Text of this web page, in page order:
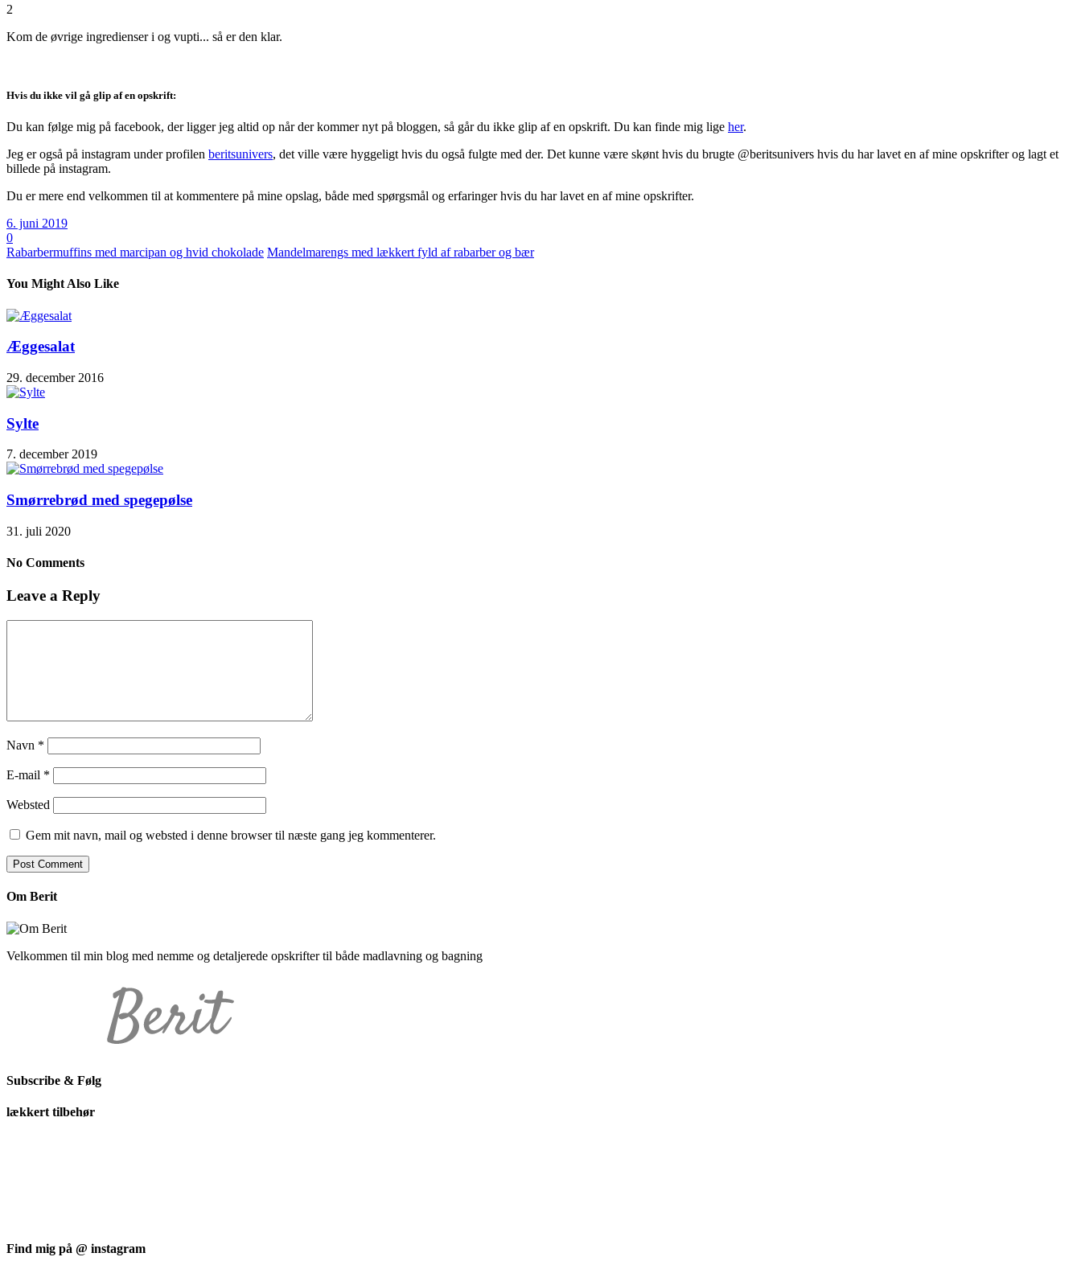
2
Kom de øvrige ingredienser i og vupti... så er den klar.
Hvis du ikke vil gå glip af en opskrift:
Du kan følge mig på facebook, der ligger jeg altid op når der kommer nyt på bloggen, så går du ikke glip af en opskrift. Du kan finde mig lige her.
Jeg er også på instagram under profilen beritsunivers, det ville være hyggeligt hvis du også fulgte med der. Det kunne være skønt hvis du brugte @beritsunivers hvis du har lavet en af mine opskrifter og lagt et
billede på instagram.
Du er mere end velkommen til at kommentere på mine opslag, både med spørgsmål og erfaringer hvis du har lavet en af mine opskrifter.
6. juni 2019
0
Rabarbermuffins med marcipan og hvid chokolade Mandelmarengs med lækkert fyld af rabarber og bær
You Might Also Like
Æggesalat
29. december 2016
Sylte
7. december 2019
Smørrebrød med spegepølse
31. juli 2020
No Comments
Leave a Reply
Navn *
E-mail *
Websted
Gem mit navn, mail og websted i denne browser til næste gang jeg kommenterer.
Om Berit
Velkommen til min blog med nemme og detaljerede opskrifter til både madlavning og bagning
Subscribe & Følg
lækkert tilbehør
Find mig på @ instagram